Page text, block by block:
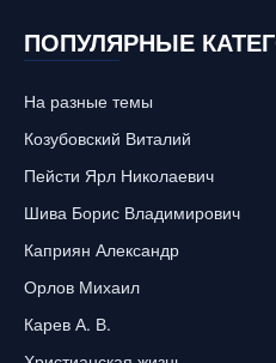
ПОПУЛЯРНЫЕ
На разные темы
Козубовский Виталий
Пейсти Ярл Николаевич
Шива Борис Владимирович
Каприян Александр
Орлов Михаил
Карев А. В.